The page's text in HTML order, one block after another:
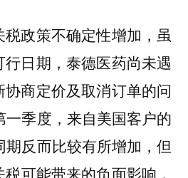
政策不确定性增加，虽
日期，泰德医药尚未遇
商定价及取消订单的问
一季度，来自美国客户的
期反而比较有所增加，但
可能带来的负面影响 ，